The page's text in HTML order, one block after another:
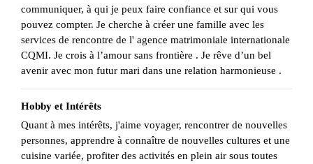
communiquer, à qui je peux faire confiance et sur qui vous
pouvez compter. Je cherche à créer une famille avec les
services de rencontre de l' agence matrimoniale internationale
CQMI. Je crois à l’amour sans frontière . Je rêve d’un bel
avenir avec mon futur mari dans une relation harmonieuse .
Hobby et Intérêts
Quant à mes intérêts, j'aime voyager, rencontrer de nouvelles
personnes, apprendre à connaître de nouvelles cultures et une
cuisine variée, profiter des activités en plein air sous toutes